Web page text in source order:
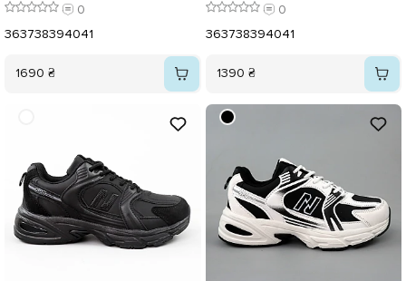
0
363738394041
1690 ₴
0
363738394041
1390 ₴